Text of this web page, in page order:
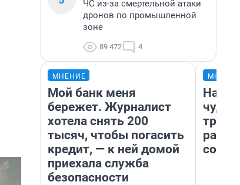
ЧС из-за смертельной атаки
дронов по промышленной
зоне
89 472 4
МНЕНИЕ
Мой банк меня
бережет. Журналист
хотела снять 200
тысяч, чтобы погасить
кредит, — к ней домой
приехала служба
безопасности